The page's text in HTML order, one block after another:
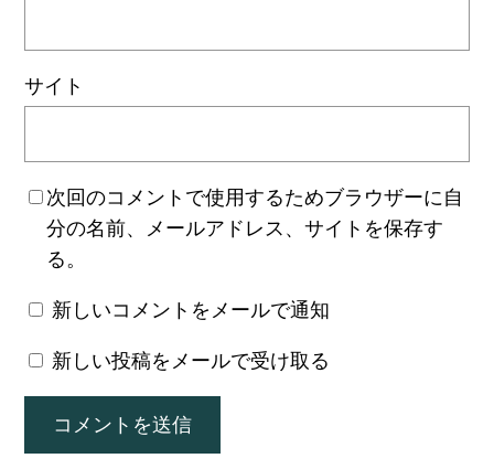
サイト
次回のコメントで使用するためブラウザーに自
分の名前、メールアドレス、サイトを保存す
る。
新しいコメントをメールで通知
新しい投稿をメールで受け取る